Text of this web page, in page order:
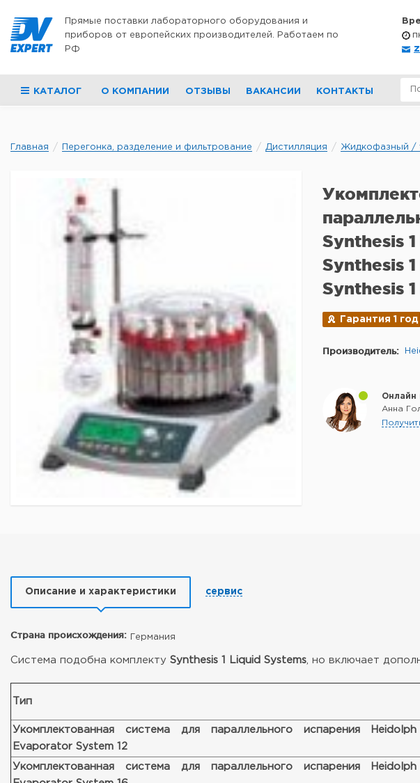
Прямые поставки лабораторного оборудования и
приборов от европейских производителей. Работаем по
РФ
КАТАЛОГ О КОМПАНИИ ОТЗЫВЫ ВАКАНСИИ КОНТАКТЫ
Главная Перегонка, разделение и фильтрование Дистилляция Жидкофазный /
Synthesis
Synthesis
Synthesis
Гарантия 1 год
Производитель:
Онлайн
Анна
Описание и характеристики сервис
Страна происхождения: Германия
Система подобна комплекту Synthesis 1 Liquid Systems , но включает
Тип
Укомплектованная система для параллельного испарения
Evaporator System 12
Укомплектованная система для параллельного испарения